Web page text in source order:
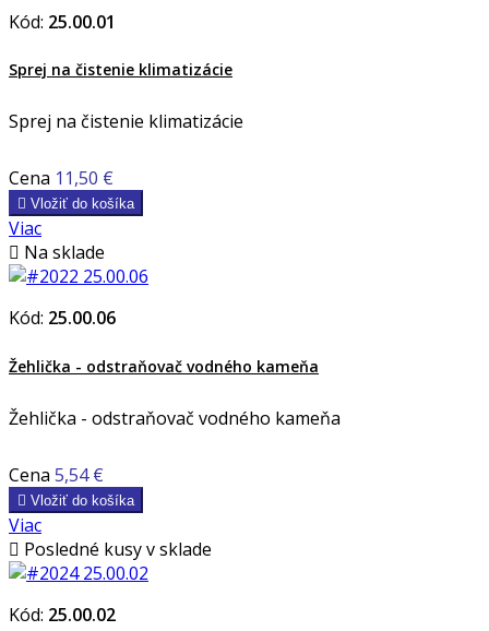
Kód: 25.00.01
Sprej na čistenie klimatizácie
Sprej na čistenie klimatizácie
Cena 11,50 €
 Vložiť do košíka
Viac
 Na sklade
Kód: 25.00.06
Žehlička - odstraňovač vodného kameňa
Žehlička - odstraňovač vodného kameňa
Cena 5,54 €
 Vložiť do košíka
Viac
 Posledné kusy v sklade
Kód: 25.00.02